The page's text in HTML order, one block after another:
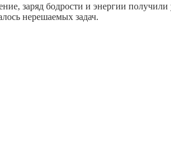
заряд бодрости и энергии
нерешаемых задач.